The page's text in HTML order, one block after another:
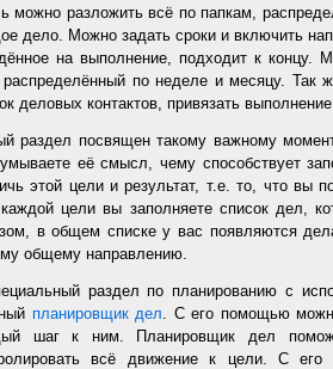
можно разложить всё по папкам,
дело. Можно задать сроки и включить
на выполнение, подходит к концу.
по неделе и месяцу. Так
деловых контактов, привязать
раздел посвящен такому важному
её смысл, чему способствует
этой цели и результат, т.е. то, что вы
цели вы заполняете список дел,
в общем списке у вас появляются
общему направлению.
раздел по планированию с
планировщик дел. С его помощью
шаг к ним. Планировщик дел
всё движение к цели. С